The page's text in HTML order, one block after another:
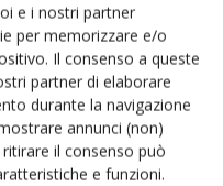
e i nostri partner
per memorizzare e/o
Il consenso a queste
partner di elaborare
durante la navigazione
annunci (non)
il consenso può
e funzioni.